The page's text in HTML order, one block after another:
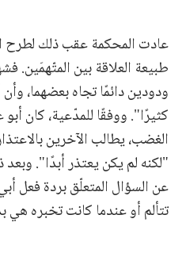
عادت المحكمة عقب ذلك لطرح
ودودين دائمًا تجاه بعضهما،
كثيرًا". ووفقًا للمدّعية، كان
الغضب، يطالب الآخرين
عن السؤال المتعلّق بردة فعل
تتألم أو عندما كانت تخبره هي